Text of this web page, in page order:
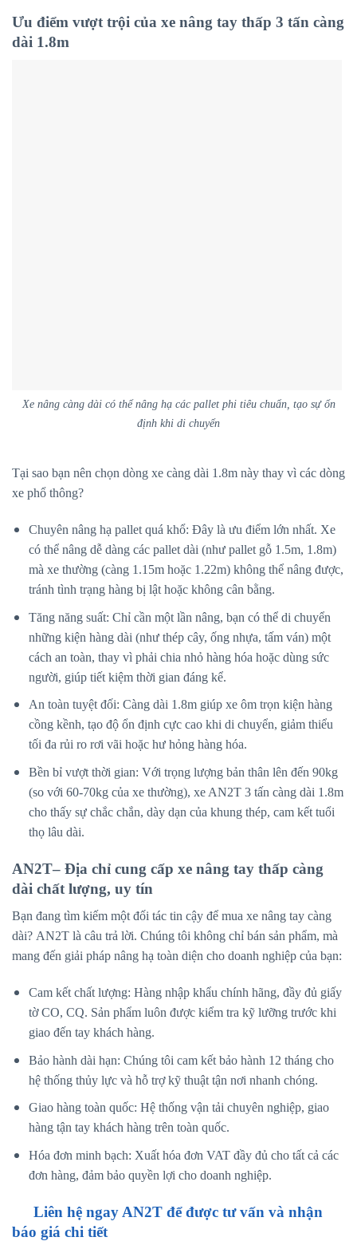
Ưu điểm vượt trội của xe nâng tay thấp 3 tấn càng
dài 1.8m
Xe nâng càng dài có thể nâng hạ các pallet phi tiêu chuẩn, tạo sự ổn
định khi di chuyển
Tại sao bạn nên chọn dòng xe càng dài 1.8m này thay vì các dòng
xe phổ thông?
Chuyên nâng hạ pallet quá khổ: Đây là ưu điểm lớn nhất. Xe
có thể nâng dễ dàng các pallet dài (như pallet gỗ 1.5m, 1.8m)
mà xe thường (càng 1.15m hoặc 1.22m) không thể nâng được,
tránh tình trạng hàng bị lật hoặc không cân bằng.
Tăng năng suất: Chỉ cần một lần nâng, bạn có thể di chuyển
những kiện hàng dài (như thép cây, ống nhựa, tấm ván) một
cách an toàn, thay vì phải chia nhỏ hàng hóa hoặc dùng sức
người, giúp tiết kiệm thời gian đáng kể.
An toàn tuyệt đối: Càng dài 1.8m giúp xe ôm trọn kiện hàng
cồng kềnh, tạo độ ổn định cực cao khi di chuyển, giảm thiểu
tối đa rủi ro rơi vãi hoặc hư hỏng hàng hóa.
Bền bỉ vượt thời gian: Với trọng lượng bản thân lên đến 90kg
(so với 60-70kg của xe thường), xe AN2T 3 tấn càng dài 1.8m
cho thấy sự chắc chắn, dày dạn của khung thép, cam kết tuổi
thọ lâu dài.
AN2T– Địa chỉ cung cấp xe nâng tay thấp càng
dài chất lượng, uy tín
Bạn đang tìm kiếm một đối tác tin cậy để mua xe nâng tay càng
dài? AN2T là câu trả lời. Chúng tôi không chỉ bán sản phẩm, mà
mang đến giải pháp nâng hạ toàn diện cho doanh nghiệp của bạn:
Cam kết chất lượng: Hàng nhập khẩu chính hãng, đầy đủ giấy
tờ CO, CQ. Sản phẩm luôn được kiểm tra kỹ lưỡng trước khi
giao đến tay khách hàng.
Bảo hành dài hạn: Chúng tôi cam kết bảo hành 12 tháng cho
hệ thống thủy lực và hỗ trợ kỹ thuật tận nơi nhanh chóng.
Giao hàng toàn quốc: Hệ thống vận tải chuyên nghiệp, giao
hàng tận tay khách hàng trên toàn quốc.
Hóa đơn minh bạch: Xuất hóa đơn VAT đầy đủ cho tất cả các
đơn hàng, đảm bảo quyền lợi cho doanh nghiệp.
Liên hệ ngay AN2T để được tư vấn và nhận
báo giá chi tiết